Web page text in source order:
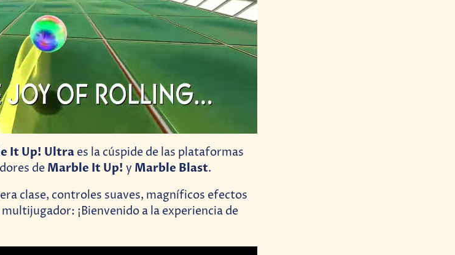
It Up! Ultra es la cúspide de las plataformas
de Marble It Up! y Marble Blast.
clase, controles suaves, magníficos efectos
¡Bienvenido a la experiencia de